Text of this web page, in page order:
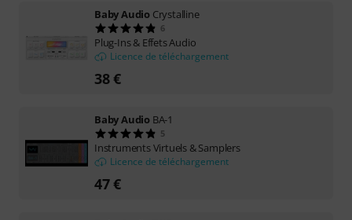
Baby Audio Crystalline
6
Plug-Ins & Effets Audio
Licence de téléchargement
38 €
Baby Audio BA-1
5
Instruments Virtuels & Samplers
Licence de téléchargement
47 €